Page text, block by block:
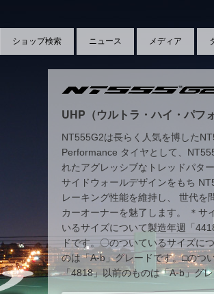
ショップ検索 ニュース メディア
UHP（ウルトラ・ハイ・パフ
NT555G2は長らく人気を博した
Performance タイヤとして、
れたアグレッシブなトレッドパタ
サイドウォールデザインをもち
レーキング性能を維持し、 世代を
カーオーナーを魅了します。 ＊
いるサイズについて製造年週「
ドです。〇のついているサイズに
のは「A-b」グレードです。□のつ
「4818」以前のものは「A-b」グレ